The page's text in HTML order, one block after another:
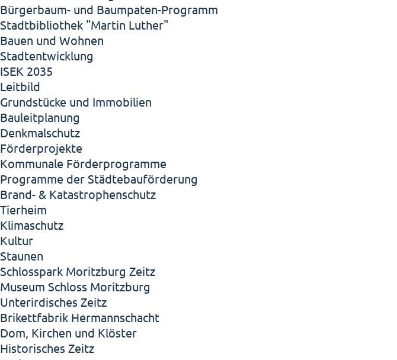
Bürgerbaum- und Baumpaten-Programm
Stadtbibliothek "Martin Luther"
Bauen und Wohnen
Stadtentwicklung
ISEK 2035
Leitbild
Grundstücke und Immobilien
Bauleitplanung
Denkmalschutz
Förderprojekte
Kommunale Förderprogramme
Programme der Städtebauförderung
Brand- & Katastrophenschutz
Tierheim
Klimaschutz
Kultur
Staunen
Schlosspark Moritzburg Zeitz
Museum Schloss Moritzburg
Unterirdisches Zeitz
Brikettfabrik Hermannschacht
Dom, Kirchen und Klöster
Historisches Zeitz